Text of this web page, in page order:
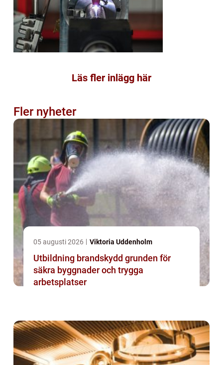
Läs fler inlägg här
Fler nyheter
05 augusti 2026 Viktoria Uddenholm
Utbildning brandskydd grunden för
säkra byggnader och trygga
arbetsplatser